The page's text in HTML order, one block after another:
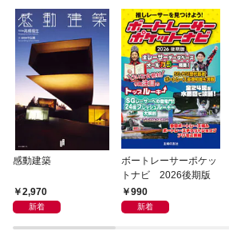
感動建築
2,970
新着
ボートレーサーポケッ
トナビ 2026後期版
990
新着